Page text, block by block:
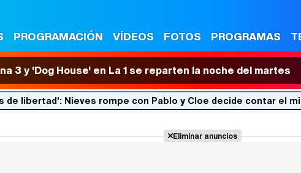
PROGRAMACIÓN VÍDEOS FOTOS PROGRAMAS
3 y 'Dog House' en La 1 se reparten la noche del martes
de libertad': Nieves rompe con Pablo y Cloe decide contar el
Eliminar anuncios